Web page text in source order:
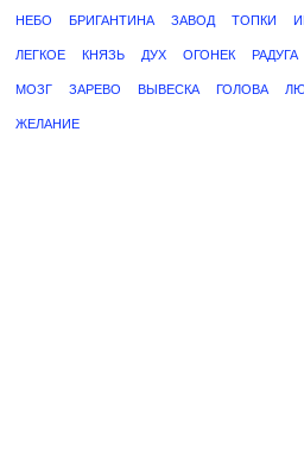
НЕБО БРИГАНТИНА ЗАВОД ТОПКИ
ЛЕГКОЕ КНЯЗЬ ДУХ ОГОНЕК РАДУГА
МОЗГ ЗАРЕВО ВЫВЕСКА ГОЛОВА
ЖЕЛАНИЕ